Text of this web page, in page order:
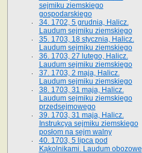
sejmiku ziemskiego
gospodarskiego
34. 1702, 5 grudnia, Halicz.
Laudum sejmiku ziemskiego
35. 1703, 18 stycznia, Halicz.
Laudum sejmiku ziemskiego
36. 1703, 27 lutego, Halicz.
Laudum sejmiku ziemskiego
37. 1703, 2 maja, Halicz.
Laudum sejmiku ziemskiego
38. 1703, 31 maja, Halicz.
Laudum sejmiku ziemskiego
przedsejmowego
39. 1703, 31 maja, Halicz.
Instrukcya sejmiku ziemskiego
posłom na sejm walny
40. 1703, 5 lipca pod
Kąkolnikami. Laudum obozowe